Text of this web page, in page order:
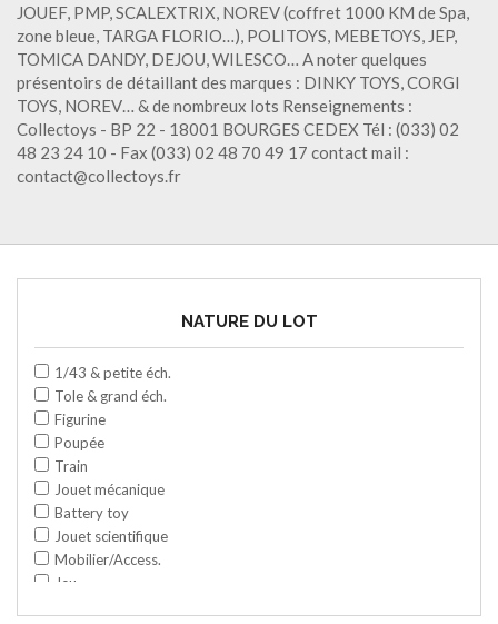
JOUEF, PMP, SCALEXTRIX, NOREV (coffret 1000 KM de Spa,
zone bleue, TARGA FLORIO…), POLITOYS, MEBETOYS, JEP,
TOMICA DANDY, DEJOU, WILESCO… A noter quelques
présentoirs de détaillant des marques : DINKY TOYS, CORGI
TOYS, NOREV… & de nombreux lots Renseignements :
Collectoys - BP 22 - 18001 BOURGES CEDEX Tél : (033) 02
48 23 24 10 - Fax (033) 02 48 70 49 17 contact mail :
contact@collectoys.fr
NATURE DU LOT
1/43 & petite éch.
Tole & grand éch.
Figurine
Poupée
Train
Jouet mécanique
Battery toy
Jouet scientifique
Mobilier/Access.
Jeu